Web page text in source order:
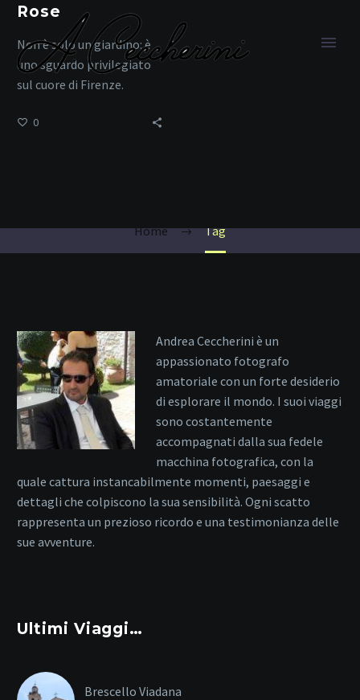
Home Tag
Rose
Non è solo un giardino: è
uno sguardo privilegiato
sul cuore di Firenze.
0
Andrea Ceccherini è un
appassionato fotografo
amatoriale con un forte desiderio
di esplorare il mondo. I suoi viaggi
sono costantemente
accompagnati dalla sua fedele
macchina fotografica, con la
quale cattura instancabilmente momenti, paesaggi e
dettagli che colpiscono la sua sensibilità. Ogni scatto
rappresenta un prezioso ricordo e una testimonianza delle
sue avventure.
Ultimi Viaggi…
Brescello Viadana